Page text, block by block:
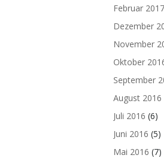
Februar 2017
Dezember
November
Oktober
September
August 2016
Juli 2016 (6)
Juni 2016 (5)
Mai 2016 (7)